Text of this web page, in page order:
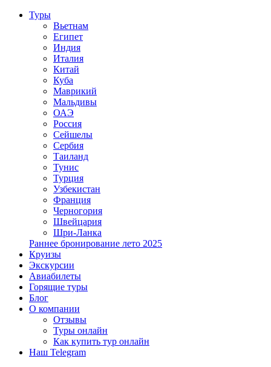
Туры
Вьетнам
Египет
Индия
Италия
Китай
Куба
Маврикий
Мальдивы
ОАЭ
Россия
Сейшелы
Сербия
Таиланд
Тунис
Турция
Узбекистан
Франция
Черногория
Швейцария
Шри-Ланка
Раннее бронирование лето 2025
Круизы
Экскурсии
Авиабилеты
Горящие туры
Блог
О компании
Отзывы
Туры онлайн
Как купить тур онлайн
Наш Telegram